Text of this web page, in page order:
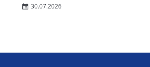
30.07.2026